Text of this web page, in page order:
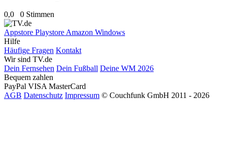
0,0 0 Stimmen
Appstore Playstore Amazon Windows
Hilfe
Häufige Fragen Kontakt
Wir sind TV.de
Dein Fernsehen Dein Fußball Deine WM 2026
Bequem zahlen
PayPal VISA MasterCard
AGB Datenschutz Impressum © Couchfunk GmbH 2011 - 2026